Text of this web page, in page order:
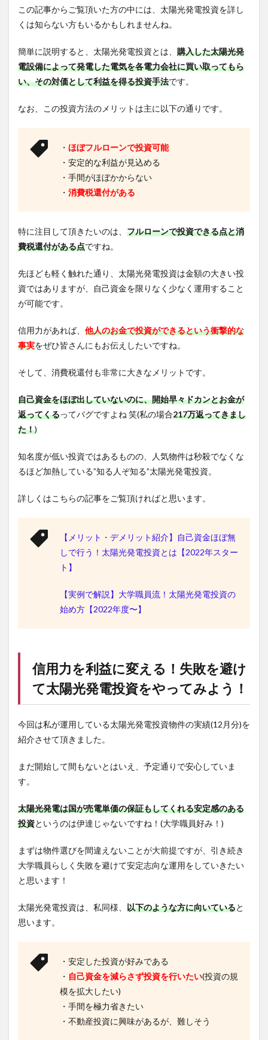
この記事からご覧頂いた方の中には、太陽光発電投資を詳し
くは知らない方もいるかもしれませんね。
簡単に説明すると、太陽光発電投資とは、 購入した太陽光発
電設備によって発電した電気を各電力会社に買い取ってもら
い、その対価として利益を得る投資手法です。
なお、この投資方法のメリットは主に以下の通りです。
・ ほぼフルローンで投資可能
・安定的な利益が見込める
・手間がほぼかからない
・ 消費税還付がある
特に注目して頂きたいのは、 フルローンで投資できる点と消
費税還付がある点ですね。
先ほども軽く触れた通り、太陽光発電投資は金額の大きい投
資ではありますが、自己資金を限りなく少なく運用すること
が可能です。
信用力があれば、 他人のお金で投資ができるという衝撃的な
事実をぜひ皆さんにもお伝えしたいですね。
そして、消費税還付も非常に大きなメリットです。
自己資金をほぼ出していないのに、開始早々ドカンとお金が
返ってくるってバグですよね 笑(私の場合217万返ってきまし
た！)
知名度が低い投資ではあるものの、人気物件は秒殺でなくな
るほど加熱している”知る人ぞ知る”太陽光発電投資。
詳しくはこちらの記事をご覧頂ければと思います。
【メリット・デメリット紹介】自己資金ほぼ無
しで行う！太陽光発電投資とは【2022年スター
ト】
【実例で解説】大学職員流！太陽光発電投資の
始め方【2022年度〜】
信用力を利益に変える！失敗を避け
て太陽光発電投資をやってみよう！
今回は私が運用している太陽光発電投資物件の実績(12月分)を
紹介させて頂きました。
まだ開始して間もないとはいえ、予定通りで安心していま
す。
太陽光発電は国が売電単価の保証もしてくれる安定感のある
投資というのは伊達じゃないですね！(大学職員好み！)
まずは物件選びを間違えないことが大前提ですが、引き続き
大学職員らしく失敗を避けて安定志向な運用をしていきたい
と思います！
太陽光発電投資は、私同様、 以下のような方に向いていると
思います。
・安定した投資が好みである
・ 自己資金を減らさず投資を行いたい(投資の規
模を拡大したい)
・手間を極力省きたい
・不動産投資に興味があるが、難しそう